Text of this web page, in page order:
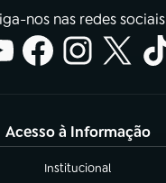
nos nas redes sociais
Acesso à Informação
Institucional
(abre em nova aba)